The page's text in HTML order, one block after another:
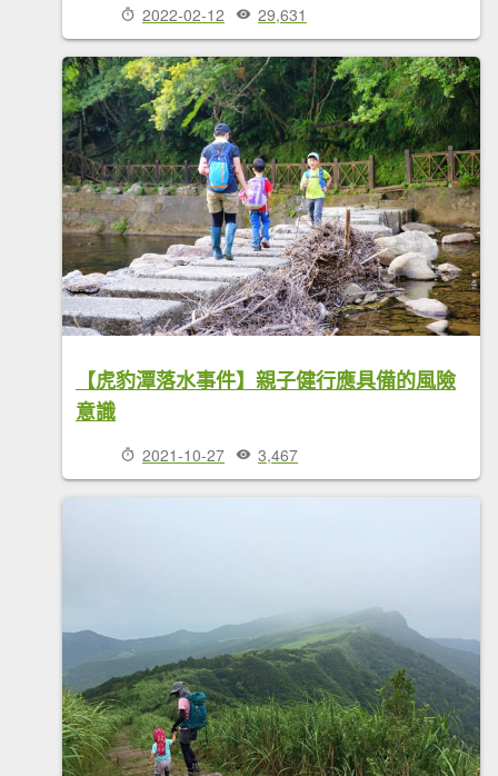
2022-02-12 29,631
【虎豹潭落水事件】親子健行應具備的風險
意識
2021-10-27 3,467